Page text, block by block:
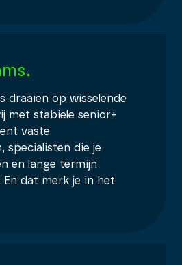
draaien op wisselende
met stabiele senior+
vaste
specialisten die je
en lange termijn
En dat merk je in het